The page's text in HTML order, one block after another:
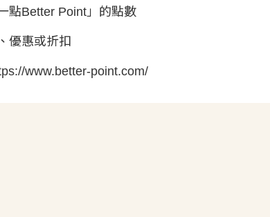
點Better Point」的點數
優惠或折扣
www.better-point.com/